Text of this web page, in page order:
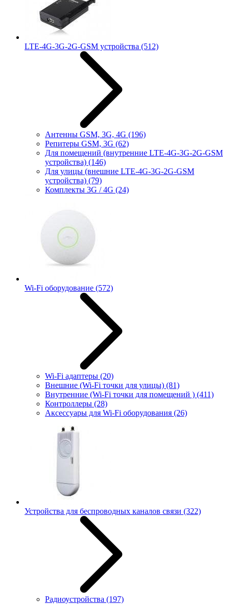
LTE-4G-3G-2G-GSM устройства (512)
Антенны GSM, 3G, 4G (196)
Репитеры GSM, 3G (62)
Для помещений (внутренние LTE-4G-3G-2G-GSM
устройства) (146)
Для улицы (внешние LTE-4G-3G-2G-GSM
устройства) (79)
Комплекты 3G / 4G (24)
Wi-Fi оборудование (572)
Wi-Fi адаптеры (20)
Внешние (Wi-Fi точки для улицы) (81)
Внутренние (Wi-Fi точки для помещений ) (411)
Контроллеры (28)
Аксессуары для Wi-Fi оборудования (26)
Устройства для беспроводных каналов связи (322)
Радиоустройства (197)